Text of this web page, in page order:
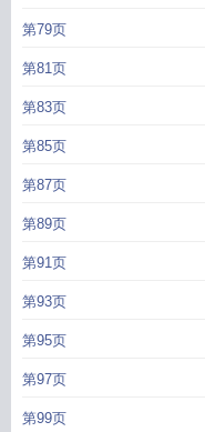
第79页
第81页
第83页
第85页
第87页
第89页
第91页
第93页
第95页
第97页
第99页